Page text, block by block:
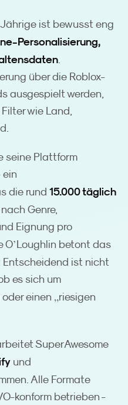
ist bewusst eng
Personalisierung,
über die Roblox-
ausgespielt werden,
wie Land,
seine Plattform
ein
die rund 15.000 täglich
nach Genre,
Eignung pro
O’Loughlin betont das
Entscheidend ist nicht
es sich um
einen „riesigen
SuperAwesome
und
Alle Formate
konform betrieben -